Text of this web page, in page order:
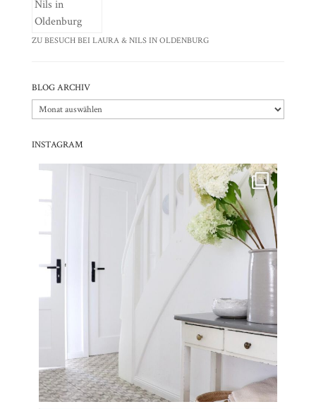
ZU BESUCH BEI LAURA & NILS IN OLDENBURG
BLOG ARCHIV
Blog
Archiv
INSTAGRAM